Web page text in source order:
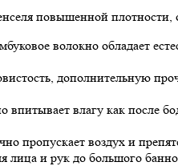
повышенной плотности,
волокно обладает
дополнительную
влагу как после
пропускает воздух и
и рук до большого